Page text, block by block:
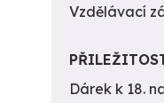
Vzdělávací
Dárek k 18.